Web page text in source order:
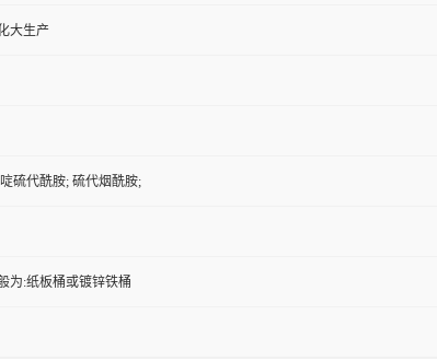
大生产
硫代酰胺; 硫代烟酰胺;
为:纸板桶或镀锌铁桶